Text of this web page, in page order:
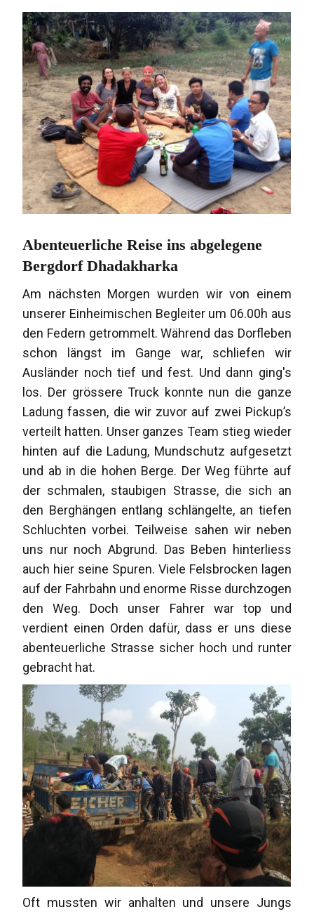
Abenteuerliche Reise ins abgelegene
Bergdorf Dhadakharka
Am nächsten Morgen wurden wir von einem
unserer Einheimischen Begleiter um 06.00h aus
den Federn getrommelt. Während das Dorfleben
schon längst im Gange war, schliefen wir
Ausländer noch tief und fest. Und dann ging's
los. Der grössere Truck konnte nun die ganze
Ladung fassen, die wir zuvor auf zwei Pickup’s
verteilt hatten. Unser ganzes Team stieg wieder
hinten auf die Ladung, Mundschutz aufgesetzt
und ab in die hohen Berge. Der Weg führte auf
der schmalen, staubigen Strasse, die sich an
den Berghängen entlang schlängelte, an tiefen
Schluchten vorbei. Teilweise sahen wir neben
uns nur noch Abgrund. Das Beben hinterliess
auch hier seine Spuren. Viele Felsbrocken lagen
auf der Fahrbahn und enorme Risse durchzogen
den Weg. Doch unser Fahrer war top und
verdient einen Orden dafür, dass er uns diese
abenteuerliche Strasse sicher hoch und runter
gebracht hat.
Oft mussten wir anhalten und unsere Jungs